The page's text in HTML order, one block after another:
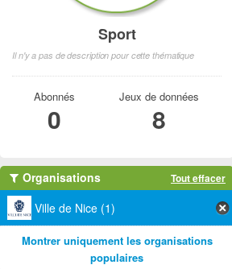
Sport
Il n'y a pas de description pour cette thématique
Abonnés
0
Jeux de données
8
Organisations Tout effacer
Ville de Nice (1)
Montrer uniquement les organisations
populaires